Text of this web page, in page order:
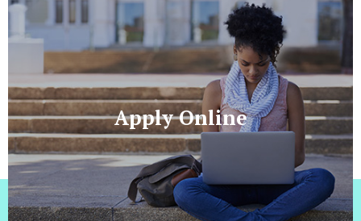
Apply Online